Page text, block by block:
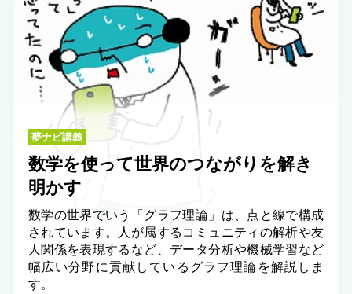
夢ナビ講義
数学を使って世界のつながりを解き
明かす
数学の世界でいう「グラフ理論」は、点と線で構成
されています。人が属するコミュニティの解析や友
人関係を表現するなど、データ分析や機械学習など
幅広い分野に貢献しているグラフ理論を解説しま
す。